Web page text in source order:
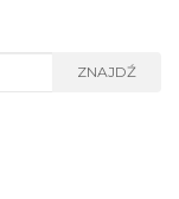
ZNAJDŹ